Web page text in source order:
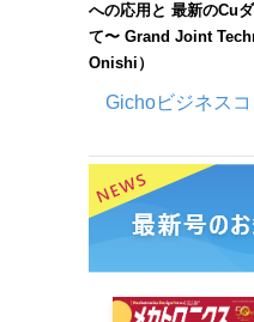
への応用と 最新のCu
て〜 Grand Joint
Onishi）
Gichoビジネス